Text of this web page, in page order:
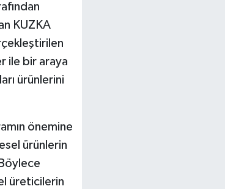
KUZKA
ile bir araya
ürünlerini
önemine
ürünlerin
üreticilerin